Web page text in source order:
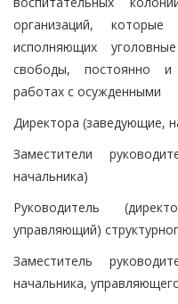
организаций,
исполняющих
свободы, постоянно и
работах с осужденными
Директора (заведующие,
Заместители
начальника)
Руководитель
управляющий)
Заместитель
начальника,